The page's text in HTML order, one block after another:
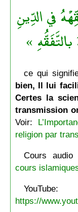
في الدِّينِ
»
ce qui
bien, Il lui
Certes la
transmission
Voir:
religion par
Cours
cours
YouTube:
https://